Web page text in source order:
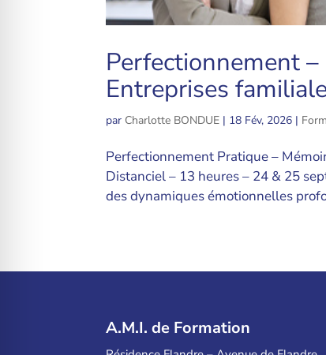
Perfectionnement
Entreprises
par Charlotte BONDUE | 18 Fév, 2026 |
Perfectionnement Pratique –
Distanciel – 13 heures – 24 & 25
des dynamiques émotionnelles
A.M.I. de Formation